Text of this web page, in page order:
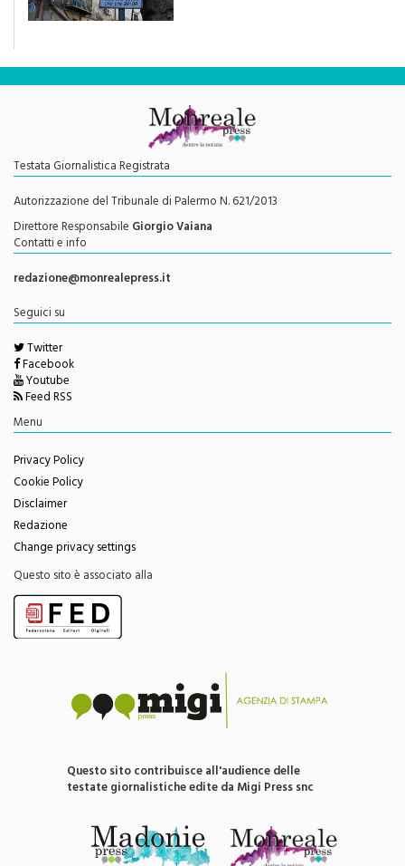
Testata Giornalistica Registrata
Autorizzazione del Tribunale di Palermo N. 621/2013
Direttore Responsabile Giorgio Vaiana
Contatti e info
redazione@monrealepress.it
Seguici su
Twitter
Facebook
Youtube
Feed RSS
Menu
Privacy Policy
Cookie Policy
Disclaimer
Redazione
Change privacy settings
Questo sito è associato alla
Questo sito contribuisce all'audience delle
testate giornalistiche edite da Migi Press snc